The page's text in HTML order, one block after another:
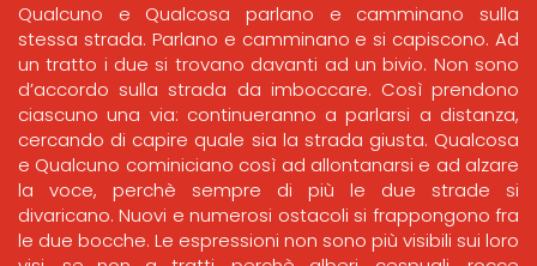
Qualcuno e Qualcosa parlano e camminano sulla
stessa strada. Parlano e camminano e si capiscono. Ad
un tratto i due si trovano davanti ad un bivio. Non sono
d’accordo sulla strada da imboccare. Così prendono
ciascuno una via: continueranno a parlarsi a distanza,
cercando di capire quale sia la strada giusta. Qualcosa
e Qualcuno cominiciano così ad allontanarsi e ad alzare
la voce, perchè sempre di più le due strade si
divaricano. Nuovi e numerosi ostacoli si frappongono fra
le due bocche. Le espressioni non sono più visibili sui loro